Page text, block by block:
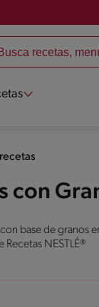
con
base de granos
Recetas NESTLÉ®